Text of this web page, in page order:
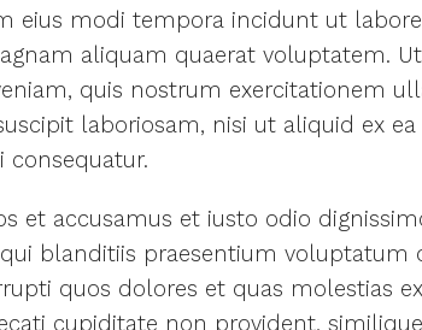
eius modi tempora incidunt ut
aliquam quaerat voluptatem.
quis nostrum exercitationem
laboriosam, nisi ut aliquid ex ea
consequatur.
et accusamus et iusto odio
blanditiis praesentium voluptatum
quos dolores et quas molestias
cupiditate non provident,